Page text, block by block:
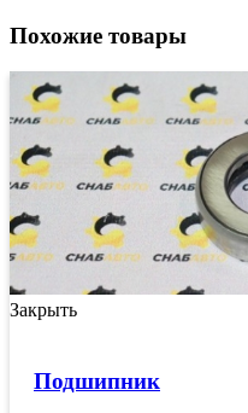
Похожие товары
Закрыть
Подшипник